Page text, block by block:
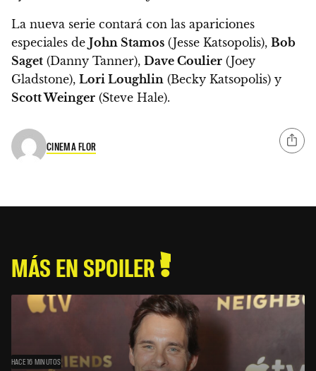
La nueva serie contará con las apariciones
especiales de John Stamos (Jesse Katsopolis), Bob
Saget (Danny Tanner), Dave Coulier (Joey
Gladstone), Lori Loughlin (Becky Katsopolis) y
Scott Weinger (Steve Hale).
CINEMA FLOR
MÁS EN SPOILER
HACE 16 MINUTOS